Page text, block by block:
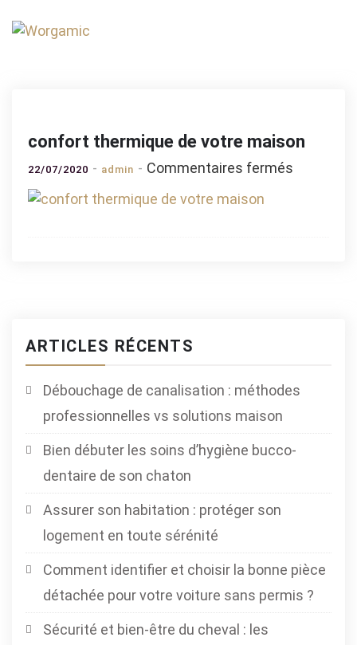
to
confort thermique de votre maison
22/07/2020 admin Commentaires fermés
ARTICLES RÉCENTS
Débouchage de canalisation : méthodes
professionnelles vs solutions maison
Bien débuter les soins d’hygiène bucco-
dentaire de son chaton
Assurer son habitation : protéger son
logement en toute sérénité
Comment identifier et choisir la bonne pièce
détachée pour votre voiture sans permis ?
Sécurité et bien-être du cheval : les